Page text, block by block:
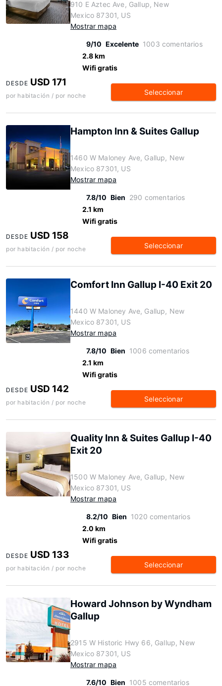
910 E Aztec Ave, Gallup, New
Mexico 87301, US
Mostrar mapa
9/10 Excelente 1003 comentarios
2.8 km
Wifi gratis
DESDE USD 171
por habitación / por noche Seleccionar
Hampton Inn & Suites Gallup
1460 W Maloney Ave, Gallup, New
Mexico 87301, US
Mostrar mapa
7.8/10 Bien 290 comentarios
2.1 km
Wifi gratis
DESDE USD 158
por habitación / por noche Seleccionar
Comfort Inn Gallup I-40 Exit 20
1440 W Maloney Ave, Gallup, New
Mexico 87301, US
Mostrar mapa
7.8/10 Bien 1006 comentarios
2.1 km
Wifi gratis
DESDE USD 142
por habitación / por noche Seleccionar
Quality Inn & Suites Gallup I-40
Exit 20
1500 W Maloney Ave, Gallup, New
Mexico 87301, US
Mostrar mapa
8.2/10 Bien 1020 comentarios
2.0 km
Wifi gratis
DESDE USD 133
por habitación / por noche Seleccionar
Howard Johnson by Wyndham
Gallup
2915 W Historic Hwy 66, Gallup, New
Mexico 87301, US
Mostrar mapa
7.6/10 Bien 1005 comentarios